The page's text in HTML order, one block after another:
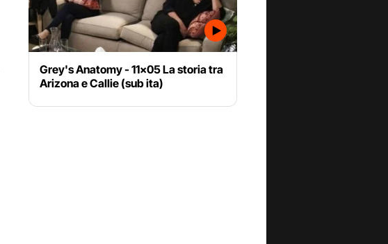
Grey's Anatomy - 11x05 La storia tra
Arizona e Callie (sub ita)